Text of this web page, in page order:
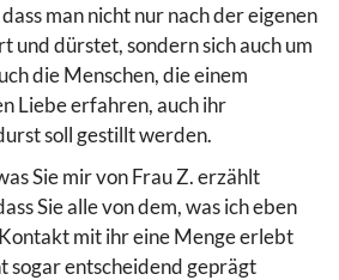
man nicht nur nach der eigenen
und dürstet, sondern sich auch um
die Menschen, die einem
Liebe erfahren, auch ihr
soll gestillt werden.
Sie mir von Frau Z. erzählt
Sie alle von dem, was ich eben
mit ihr eine Menge erlebt
sogar entscheidend geprägt